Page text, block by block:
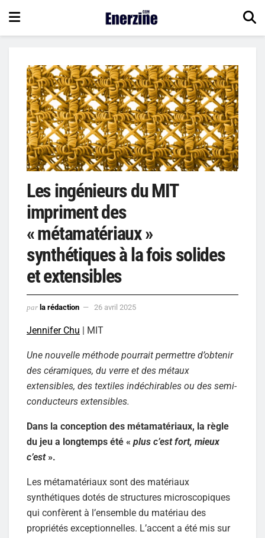
Les ingénieurs du MIT
impriment des
« métamatériaux »
synthétiques à la fois solides
et extensibles
par la rédaction 26 avril 2025
Jennifer Chu | MIT
Une nouvelle méthode pourrait permettre d’obtenir
des céramiques, du verre et des métaux
extensibles, des textiles indéchirables ou des semi-
conducteurs extensibles.
Dans la conception des métamatériaux, la règle
du jeu a longtemps été « plus c’est fort, mieux
c’est».
Les métamatériaux sont des matériaux
synthétiques dotés de structures microscopiques
qui confèrent à l’ensemble du matériau des
propriétés exceptionnelles. L’accent a été mis sur